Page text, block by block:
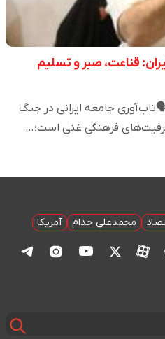
قناعت، صبر و تسلیم
جامعه ایرانی در جنگ
فرهنگی غنی است؛…
محمدعلی خدام آمریکا